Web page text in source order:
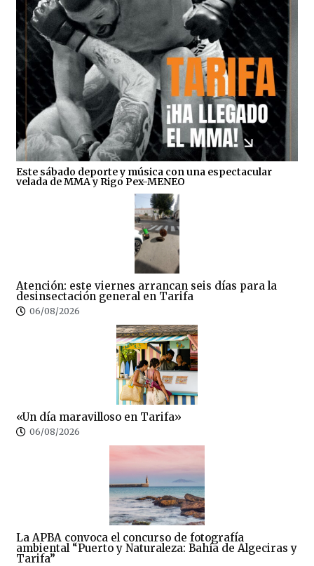
Este sábado deporte y música con una espectacular
velada de MMA y Rigo Pex-MENEO
Atención: este viernes arrancan seis días para la
desinsectación general en Tarifa
06/08/2026
«Un día maravilloso en Tarifa»
06/08/2026
La APBA convoca el concurso de fotografía
ambiental “Puerto y Naturaleza: Bahía de Algeciras y
Tarifa”